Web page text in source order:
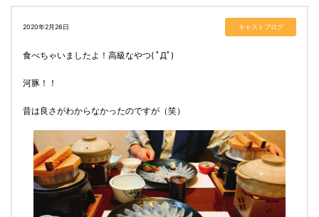
2020年2月26日 キャストブログ
食べちゃいましたよ！高級なやつ( ﾟДﾟ)
河豚！！
昔は良さがわからなかったのですが（笑）